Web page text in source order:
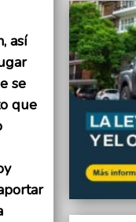
así
se
que